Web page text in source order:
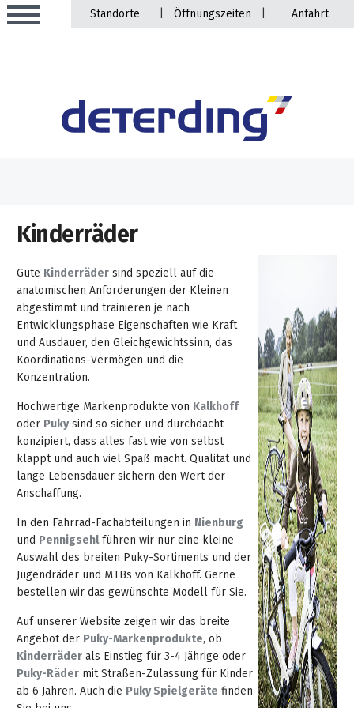
Standorte | Öffnungszeiten | Anfahrt
Angebote
&
Aktionen
Honda
Sommer-
Aktion
KÄRCHER
Akku
Profi-
Aktion
2026
KÄRCHER
Profi-
Indoor
Tielbürger
Aktion
Neuheiten
&
Highlights
Kärcher
Profi-
Akkugeräte
Stiga
Swift
MUNK
Steigtechnik-
Ratgeber
2026
Akkuhüter
Deterding
Kundenkarte
Terminkalender
Grillseminare
Lehrgänge
Profivorführungen
Aktionen
Newsletter
Newsletter-
Archiv
Prospekte
&
Kataloge
Informationsmaterial
Unsere
Sortiment
Gartentechnik
&
Motorgeräte
Aktionen
Rasenmäher
Rasentraktoren
Vertikutierer
Motorhacken
&
Einachser
Gartenhäcksler
Trimmer
und
Freischneider
Mähroboter
Zubehör
Infotage
Funktionsweise
Beratung
Garten-
Check
Installation
Service
Aktionen
Highlights
Kraftstoff
2T/4T
Akkusäge
MSA
220C
Profisäge
STIHL
Reinigungstechnik
Aktionen
Wildkrautbeseitigung
Blasgeräte
Saughäcksler
Laubsauger
Kehrmaschinen
Schneefräsen
Grills
Grillseminare
Aktionen
Highlights
Weber
Holzkohle-
Grills
Gartenmöbel
&
Strandkörbe
Geflecht-
Möbel
Aluminium-
&
E-
Bikes
Service
Beratungstermine
Inspektions-
Wochen
Motorsägen-
Inspektionswochen
Winter-
Inspektion
Rasenmäher
Winter-
Inspektion
Mähroboter
Winter-
Inspektion
Gasgrills
Werkstatt-
Service
Motorgeräte-
Zweirad-
Werkstatt
Ersatzteile
Kettenhaftöl
&
Sonder-
Kraftstoffe
2T/4T
Kraftstoff-
Lagerung
Infos
zu
E10
Motorsägen-
Lehrgänge
Service-
Meldung
Schlosserei
Leistungen
Qualifikationen
Stahlhandel
Dienstleistungen
Fuhrpark
Ausbildung
Mitarbeiter
Kontakt
Unternehmen
Standorte
Öffnungszeiten
Pennigsehl
Schlosserei
in
Fachmarkt
Nienburg
SB-
Mitarbeiter
in
Pennigsehl
...
Nienburg
...
in
Karriere
bei
Deterding
Stellenanzeigen
Berufsausbildung
Firmenchronik
30
Jahre
Fachmarkt
Nienburg
QMF-
Zertifizierung
Kinderräder
Gute Kinderrädersind speziell auf die
anatomischen Anforderungen der Kleinen
abgestimmt und trainieren je nach
Entwicklungsphase Eigenschaften wie Kraft
und Ausdauer, den Gleichgewichtssinn, das
Koordinations-Vermögen und die
Konzentration.
Hochwertige Markenprodukte von Kalkhoff
oder Pukysind so sicher und durchdacht
konzipiert, dass alles fast wie von selbst
klappt und auch viel Spaß macht. Qualität und
lange Lebensdauer sichern den Wert der
Anschaffung.
In den Fahrrad-Fachabteilungen in Nienburg
und Pennigsehlführen wir nur eine kleine
Auswahl des breiten Puky-Sortiments und der
Jugendräder und MTBs von Kalkhoff. Gerne
bestellen wir das gewünschte Modell für Sie.
Auf unserer Website zeigen wir das breite
Angebot der Puky-Markenprodukte, ob
Kinderräderals Einstieg für 3-4 Jährige oder
Puky-Räder mit Straßen-Zulassung für Kinder
ab 6 Jahren. Auch die Puky Spielgeräte finden